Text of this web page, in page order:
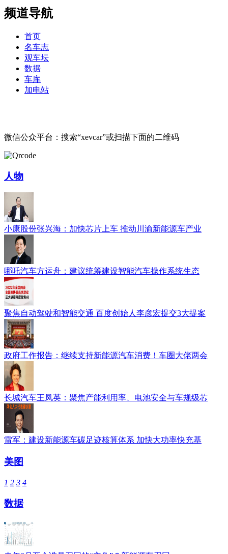
频道导航
首页
名车志
观车坛
数据
车库
加电站
微信公众平台：搜索“xevcar”或扫描下面的二维码
人物
小康股份张兴海：加快芯片上车 推动川渝新能源车产业
哪吒汽车方运舟：建议统筹建设智能汽车操作系统生态
聚焦自动驾驶和智能交通 百度创始人李彦宏提交3大提案
政府工作报告：继续支持新能源汽车消费！车圈大佬两会
长城汽车王凤英：聚焦产能利用率、电池安全与车规级芯
雷军：建设新能源车碳足迹核算体系 加快大功率快充基
美图
1 2 3 4
数据